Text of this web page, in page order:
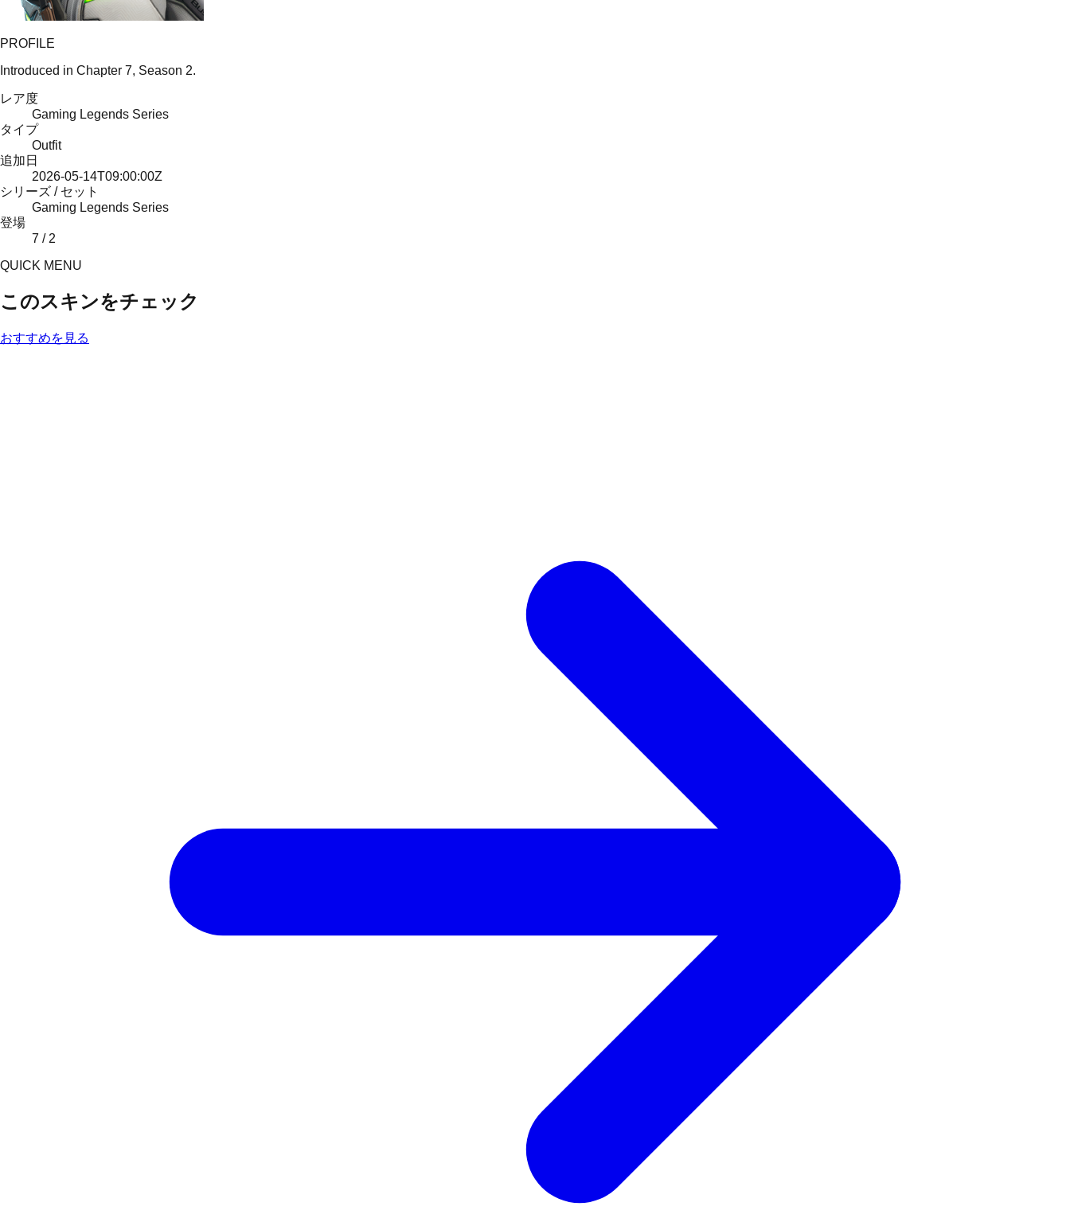
PROFILE
Introduced in Chapter 7, Season 2.
レア度
Gaming Legends Series
タイプ
Outfit
追加日
2026-05-14T09:00:00Z
シリーズ / セット
Gaming Legends Series
登場
7 / 2
QUICK MENU
このスキンをチェック
おすすめを見る